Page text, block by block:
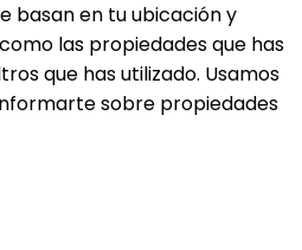
basan en tu ubicación y
las propiedades que has
que has utilizado. Usamos
sobre propiedades